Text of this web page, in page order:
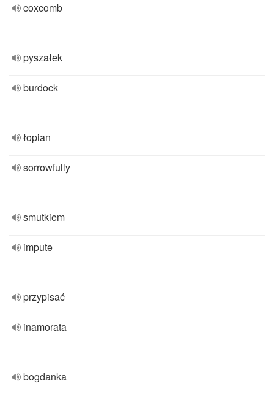
coxcomb
pyszałek
burdock
łopian
sorrowfully
smutkiem
impute
przypisać
inamorata
bogdanka